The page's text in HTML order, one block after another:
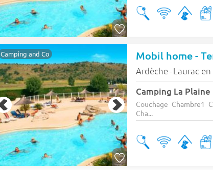
Camping and Co Mobil home -
Ardèche- Laurac
Camping La Plaine
Couchage Chambre1
Cha...